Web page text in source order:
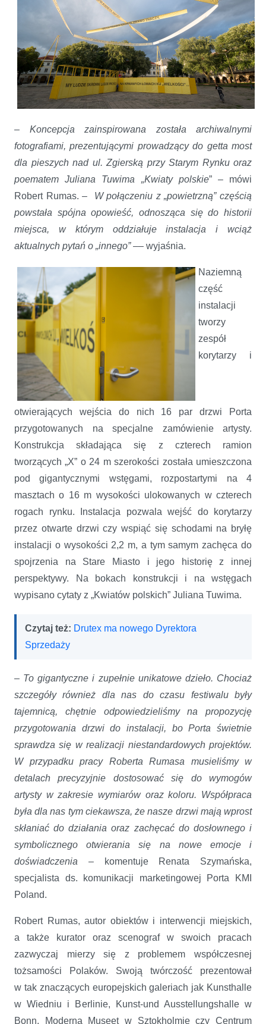
– Koncepcja zainspirowana została archiwalnymi
fotografiami, prezentującymi prowadzący do getta most
dla pieszych nad ul. Zgierską przy Starym Rynku oraz
poematem Juliana Tuwima „Kwiaty polskie” – mówi
Robert Rumas. – W połączeniu z „powietrzną” częścią
powstała spójna opowieść, odnosząca siędo historii
miejsca, w którym oddziałuje instalacja i wciąż
aktualnych pytań o „innego”–– wyjaśnia.
Naziemną
część
instalacji
tworzy
zespół
korytarzy i
otwierających wejścia do nich 16 par drzwi Porta
przygotowanych na specjalne zamówienie artysty.
Konstrukcja składająca się z czterech ramion
tworzących „X” o 24 m szerokości została umieszczona
pod gigantycznymi wstęgami, rozpostartymi na 4
masztach o 16 m wysokości ulokowanych w czterech
rogach rynku. Instalacja pozwala wejść do korytarzy
przez otwarte drzwi czy wspiąć się schodami na bryłę
instalacji o wysokości 2,2 m, a tym samym zachęca do
spojrzenia na Stare Miasto i jego historię z innej
perspektywy. Na bokach konstrukcji i na wstęgach
wypisano cytaty z „Kwiatów polskich” Juliana Tuwima.
Czytaj też: Drutex ma nowego Dyrektora
Sprzedaży
– To gigantyczne i zupełnie unikatowe dzieło. Chociaż
szczegóły również dla nas do czasu festiwalu były
tajemnicą, chętnie odpowiedzieliśmy na propozycję
przygotowania drzwi do instalacji, bo Porta świetnie
sprawdza się w realizacji niestandardowych projektów.
W przypadku pracy Roberta Rumasa musieliśmy w
detalach precyzyjnie dostosować się do wymogów
artysty w zakresie wymiarów oraz koloru. Współpraca
była dla nas tym ciekawsza, że nasze drzwi mają wprost
skłaniać do działania oraz zachęcać do dosłownego i
symbolicznego otwierania się na nowe emocje i
doświadczenia – komentuje Renata Szymańska,
specjalista ds. komunikacji marketingowej Porta KMI
Poland.
Robert Rumas, autor obiektów i interwencji miejskich,
a także kurator oraz scenograf w swoich pracach
zazwyczaj mierzy się z problemem współczesnej
tożsamości Polaków. Swoją twórczość prezentował
w tak znaczących europejskich galeriach jak Kunsthalle
w Wiedniu i Berlinie, Kunst-und Ausstellungshalle w
Bonn, Moderna Museet w Sztokholmie czy Centrum